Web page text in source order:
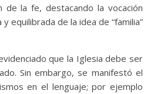
de la fe, destacando la vocación
equilibrada de la idea de “familia”
que la Iglesia debe ser
Sin embargo, se manifestó el
en el lenguaje; por ejemplo